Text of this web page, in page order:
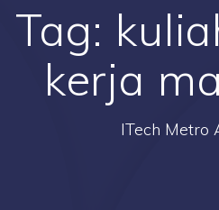
Tag:
kerja
ITech Metro